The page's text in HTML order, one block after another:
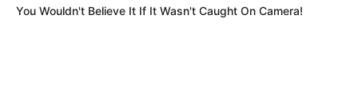
You Wouldn't Believe It If It Wasn't Caught On Camera!